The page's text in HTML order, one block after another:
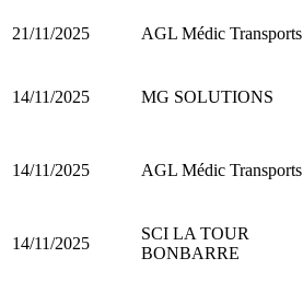
21/11/2025 AGL Médic Transports
14/11/2025 MG SOLUTIONS
14/11/2025 AGL Médic Transports
14/11/2025
SCI LA TOUR
BONBARRE